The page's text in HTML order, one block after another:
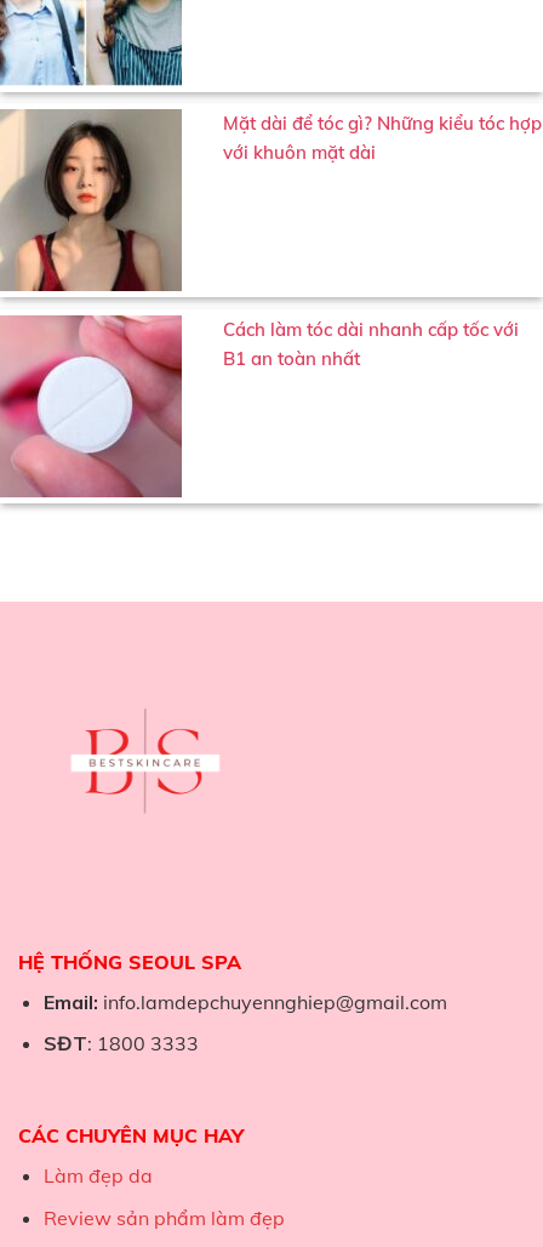
Mặt dài để tóc gì? Những kiểu tóc hợp
với khuôn mặt dài
Cách làm tóc dài nhanh cấp tốc với
B1 an toàn nhất
HỆ THỐNG SEOUL SPA
Email: info.lamdepchuyennghiep@gmail.com
SĐT: 1800 3333
CÁC CHUYÊN MỤC HAY
Làm đẹp da
Review sản phẩm làm đẹp